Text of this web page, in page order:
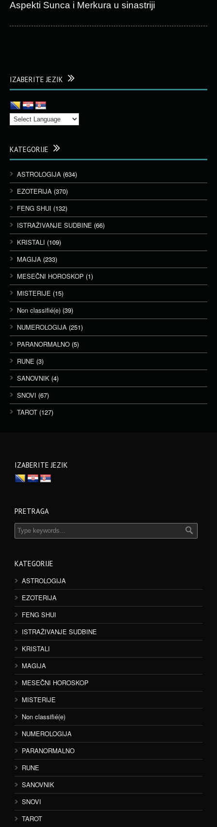
Aspekti Sunca i Merkura u sinastriji
IZABERITE JEZIK
KATEGORIJE
ASTROLOGIJA (634)
EZOTERIJA (370)
FENG SHUI (132)
ISTRAŽIVANJE SUDBINE (66)
KRISTALI (109)
MAGIJA (233)
MESEČNI HOROSKOP (1)
MISTERIJE (15)
Non classifié(e) (39)
NUMEROLOGIJA (251)
PARANORMALNO (5)
RUNE (3)
SANOVNIK (4)
SNOVI (67)
TAROT (127)
IZABERITE JEZIK
PRETRAGA
KATEGORIJE
ASTROLOGIJA
EZOTERIJA
FENG SHUI
ISTRAŽIVANJE SUDBINE
KRISTALI
MAGIJA
MESEČNI HOROSKOP
MISTERIJE
Non classifié(e)
NUMEROLOGIJA
PARANORMALNO
RUNE
SANOVNIK
SNOVI
TAROT